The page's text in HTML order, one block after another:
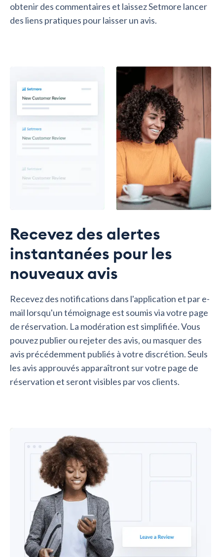
obtenir des commentaires et laissez Setmore lancer
des liens pratiques pour laisser un avis.
Recevez des alertes
instantanées pour les
nouveaux avis
Recevez des notifications dans l'application et par e-
mail lorsqu'un témoignage est soumis via votre page
de réservation. La modération est simplifiée. Vous
pouvez publier ou rejeter des avis, ou masquer des
avis précédemment publiés à votre discrétion. Seuls
les avis approuvés apparaîtront sur votre page de
réservation et seront visibles par vos clients.